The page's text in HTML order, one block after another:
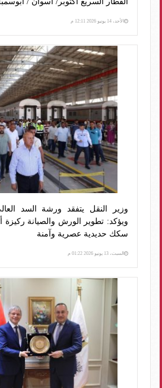
الأحد، 14 يونيو 2026 12:11 م
وزير النقل يتفقد ورشة السد
ويؤكد: تطوير الورش والصيانة ركيزة
سكك حديدية عصرية وآمنة
السبت، 13 يونيو 2026 01:22 م